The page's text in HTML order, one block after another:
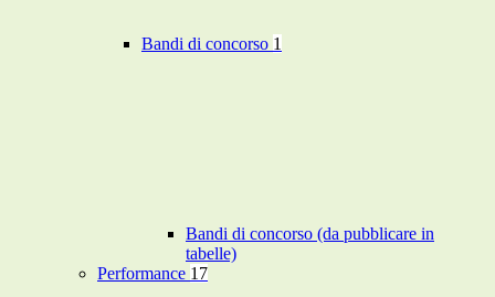
Bandi di concorso 1
Bandi di concorso (da pubblicare in
tabelle)
Performance 17